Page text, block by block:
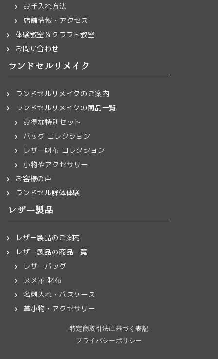
お手入れ方法
店舗情報・アクセス
体験教室＆クラフト教室
お問い合わせ
ランドセルリメイク
ランドセルリメイクのご案内
ランドセルリメイクの商品一覧
お得な特別セット
バッグ コレクション
レザー財布 コレクション
小物やアクセサリー
お客様の声
ランドセル解体体験
レザー製品
レザー製品のご案内
レザー製品の商品一覧
レザーバッグ
ヌメ革 財布
名刺入れ・パスケース
革小物・アクセサリー
特定商取引法に基づく表記
プライバシーポリシー